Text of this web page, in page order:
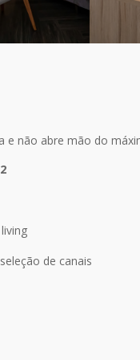
e não abre mão do
de canais